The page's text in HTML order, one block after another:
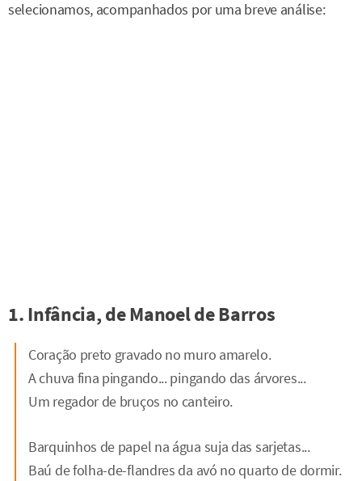
selecionamos, acompanhados por uma breve análise:
1. Infância, de Manoel de Barros
Coração preto gravado no muro amarelo.
A chuva fina pingando... pingando das árvores...
Um regador de bruços no canteiro.
Barquinhos de papel na água suja das sarjetas...
Baú de folha-de-flandres da avó no quarto de dormir.